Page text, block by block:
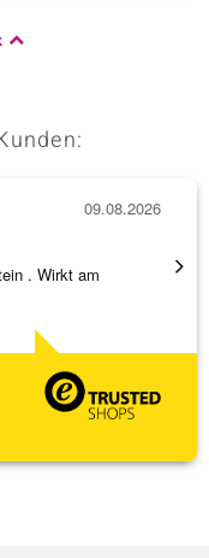
. Wirkt am
09.08.2026
Sehr